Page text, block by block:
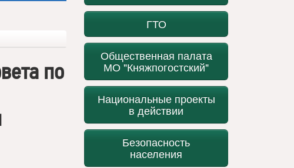
по
ГТО
Общественная палата
МО "Княжпогостский"
Национальные проекты
в действии
Безопасность
населения